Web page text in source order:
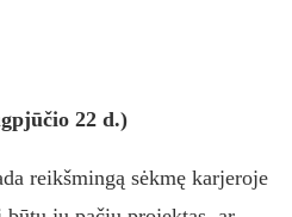
22 d.)
reikšmingą sėkmę karjeroje